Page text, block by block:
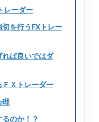
レーダー
を行うFXトレー
ば良いではダ
Ｘトレーダー
理
のか！？